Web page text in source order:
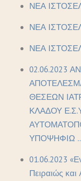
ΝΕΑ
ΝΕΑ
ΝΕΑ
02.06.2023
ΘΕΣΕΩΝ
ΚΛΑΔΟΥ
ΥΠΟΨΗΦΙΩ
01.06.2023
Πειραιώς